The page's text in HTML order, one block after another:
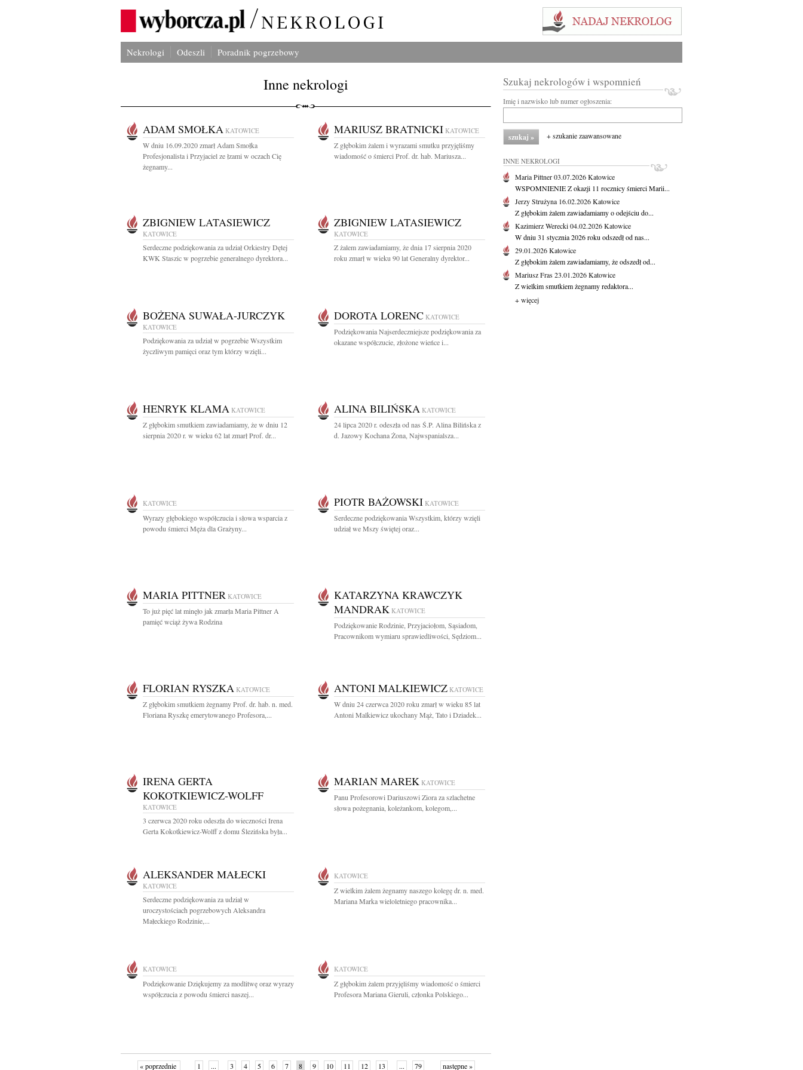
Nekrologi Odeszli Poradnik pogrzebowy
Inne nekrologi
ADAM SMOŁKA KATOWICE
W dniu 16.09.2020 zmarł Adam Smołka
Profesjonalista i Przyjaciel ze łzami w oczach Cię
żegnamy...
MARIUSZ BRATNICKI KATOWICE
Z głębokim żalem i wyrazami smutku przyjęliśmy
wiadomość o śmierci Prof. dr. hab. Mariusza...
ZBIGNIEW LATASIEWICZ
KATOWICE
Serdeczne podziękowania za udział Orkiestry Dętej
KWK Staszic w pogrzebie generalnego dyrektora...
ZBIGNIEW LATASIEWICZ
KATOWICE
Z żalem zawiadamiamy, że dnia 17 sierpnia 2020
roku zmarł w wieku 90 lat Generalny dyrektor...
BOŻENA SUWAŁA-JURCZYK
KATOWICE
Podziękowania za udział w pogrzebie Wszystkim
życzliwym pamięci oraz tym którzy wzięli...
DOROTA LORENC KATOWICE
Podziękowania Najserdeczniejsze podziękowania za
okazane współczucie, złożone wieńce i...
HENRYK KLAMA KATOWICE
Z głębokim smutkiem zawiadamiamy, że w dniu 12
sierpnia 2020 r. w wieku 62 lat zmarł Prof. dr...
ALINA BILIŃSKA KATOWICE
24 lipca 2020 r. odeszła od nas Ś.P. Alina Bilińska z
d. Jazowy Kochana Żona, Najwspanialsza...
KATOWICE
Wyrazy głębokiego współczucia i słowa wsparcia z
powodu śmierci Męża dla Grażyny...
PIOTR BAŻOWSKI KATOWICE
Serdeczne podziękowania Wszystkim, którzy wzięli
udział we Mszy świętej oraz...
MARIA PITTNER KATOWICE
To już pięć lat minęło jak zmarła Maria Pittner A
pamięć wciąż żywa Rodzina
KATARZYNA KRAWCZYK
MANDRAK KATOWICE
Podziękowanie Rodzinie, Przyjaciołom, Sąsiadom,
Pracownikom wymiaru sprawiedliwości, Sędziom...
FLORIAN RYSZKA KATOWICE
Z głębokim smutkiem żegnamy Prof. dr. hab. n. med.
Floriana Ryszkę emerytowanego Profesora,...
ANTONI MALKIEWICZ KATOWICE
W dniu 24 czerwca 2020 roku zmarł w wieku 85 lat
Antoni Malkiewicz ukochany Mąż, Tato i Dziadek...
IRENA GERTA
KOKOTKIEWICZ-WOLFF
KATOWICE
3 czerwca 2020 roku odeszła do wieczności Irena
Gerta Kokotkiewicz-Wolff z domu Ślezińska była...
MARIAN MAREK KATOWICE
Panu Profesorowi Dariuszowi Ziora za szlachetne
słowa pożegnania, koleżankom, kolegom,...
ALEKSANDER MAŁECKI
KATOWICE
Serdeczne podziękowania za udział w
uroczystościach pogrzebowych Aleksandra
Małeckiego Rodzinie,...
KATOWICE
Z wielkim żalem żegnamy naszego kolegę dr. n. med.
Mariana Marka wieloletniego pracownika...
KATOWICE
Podziękowanie Dziękujemy za modlitwę oraz wyrazy
współczucia z powodu śmierci naszej...
KATOWICE
Z głębokim żalem przyjęliśmy wiadomość o śmierci
Profesora Mariana Gieruli, członka Polskiego...
« poprzednie 1 ... 3 4 5 6 7 8 9 10 11 12 13 ... 79 następne »
Szukaj nekrologów i wspomnień
Imię i nazwisko lub numer ogłoszenia:
+ szukanie zaawansowane
INNE NEKROLOGI
Maria Pittner03.07.2026Katowice
WSPOMNIENIE Z okazji 11 rocznicy śmierci Marii...
Jerzy Strużyna 16.02.2026Katowice
Z głębokim żalem zawiadamiamy o odejściu do...
Kazimierz Werecki04.02.2026Katowice
W dniu 31 stycznia 2026 roku odszedł od nas...
29.01.2026Katowice
Z głębokim żalem zawiadamiamy, że odszedł od...
Mariusz Fras23.01.2026Katowice
Z wielkim smutkiem żegnamy redaktora...
+ więcej